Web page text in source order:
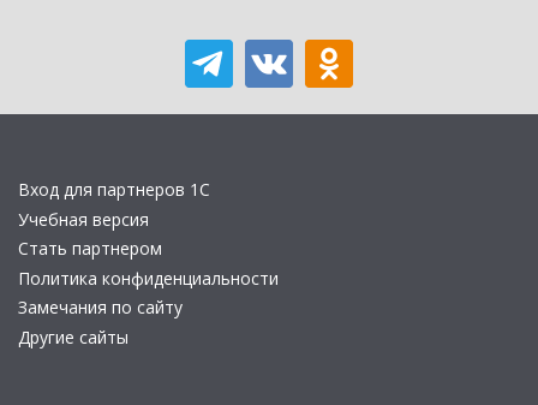
Вход для партнеров 1С
Учебная версия
Стать партнером
Политика конфиденциальности
Замечания по сайту
Другие сайты